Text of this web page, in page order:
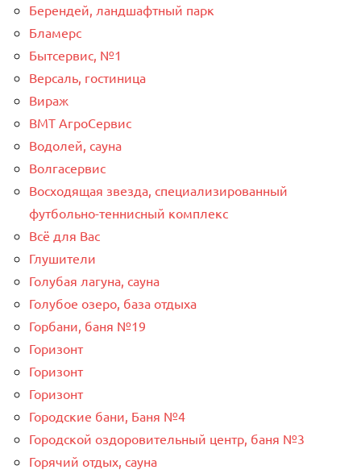
Берендей, ландшафтный парк
Бламерс
Бытсервис, №1
Версаль, гостиница
Вираж
ВМТ АгроСервис
Водолей, сауна
Волгасервис
Восходящая звезда, специализированный
футбольно-теннисный комплекс
Всё для Вас
Глушители
Голубая лагуна, сауна
Голубое озеро, база отдыха
Горбани, баня №19
Горизонт
Горизонт
Горизонт
Городские бани, Баня №4
Городской оздоровительный центр, баня №3
Горячий отдых, сауна